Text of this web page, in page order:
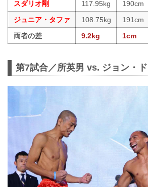
スダリオ剛
117.95kg 190cm
ジュニア・タファ
108.75kg 191cm
両者の差
9.2kg 1cm
第7試合／所英男 vs. ジョン・